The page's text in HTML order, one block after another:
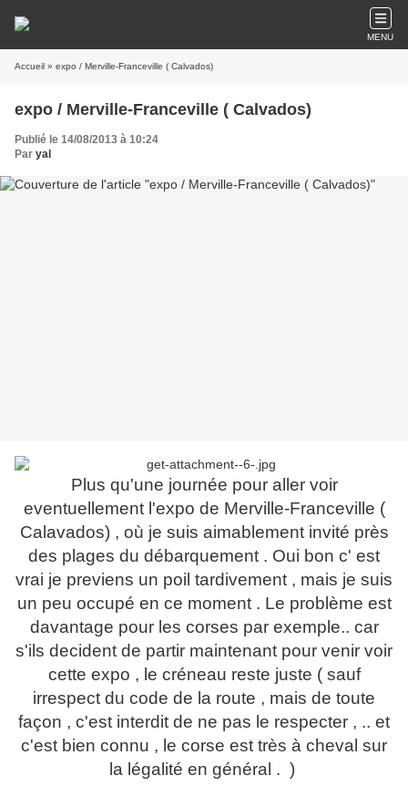
MENU
Accueil » expo / Merville-Franceville ( Calvados)
expo / Merville-Franceville ( Calvados)
Publié le 14/08/2013 à 10:24
Par yal
Plus qu'une journée pour aller voir
eventuellement l'expo de Merville-Franceville (
Calavados) , où je suis aimablement invité près
des plages du débarquement . Oui bon c' est
vrai je previens un poil tardivement , mais je suis
un peu occupé en ce moment . Le problème est
davantage pour les corses par exemple.. car
s'ils decident de partir maintenant pour venir voir
cette expo , le créneau reste juste ( sauf
irrespect du code de la route , mais de toute
façon , c'est interdit de ne pas le respecter , .. et
c'est bien connu , le corse est très à cheval sur
la légalité en général . )